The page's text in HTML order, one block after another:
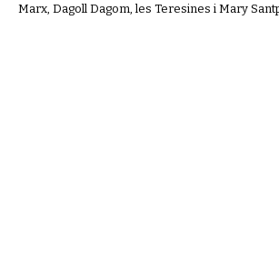
Marx, Dagoll Dagom, les Teresines i Mary